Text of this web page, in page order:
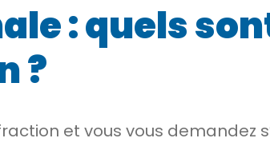
: quels
?
et vous vous demandez